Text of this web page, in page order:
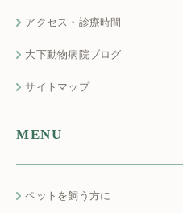
アクセス・診療時間
大下動物病院ブログ
サイトマップ
MENU
ペットを飼う方に